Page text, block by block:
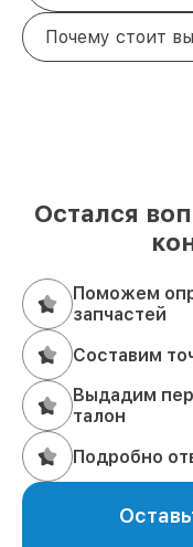
Почему стоит
Остался
Поможем
запчастей
Составим
Выдадим
талон
Подробно